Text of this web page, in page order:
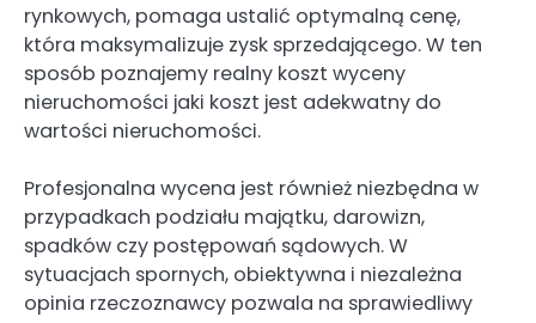
rynkowych, pomaga ustalić optymalną cenę,
która maksymalizuje zysk sprzedającego. W ten
sposób poznajemy realny koszt wyceny
nieruchomości jaki koszt jest adekwatny do
wartości nieruchomości.
Profesjonalna wycena jest również niezbędna w
przypadkach podziału majątku, darowizn,
spadków czy postępowań sądowych. W
sytuacjach spornych, obiektywna i niezależna
opinia rzeczoznawcy pozwala na sprawiedliwy